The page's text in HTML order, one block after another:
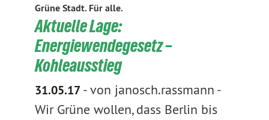
Grüne Stadt. Für alle.
Aktuelle Lage:
Energiewendegesetz –
Kohleausstieg
31.05.17-von janosch.rassmann -
Wir Grüne wollen, dass Berlin bis